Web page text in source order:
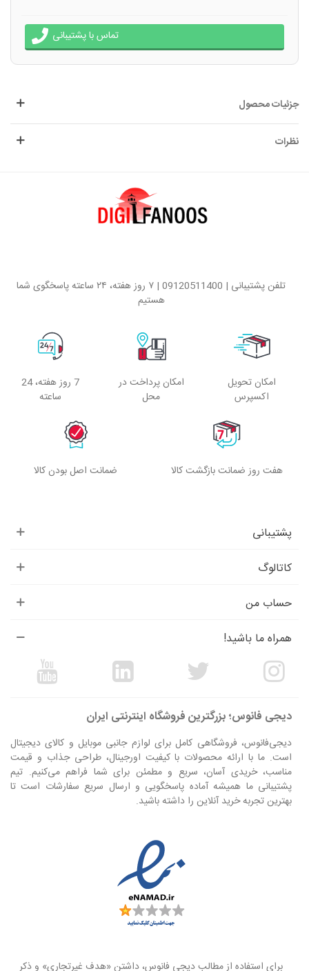
تماس با پشتیبانی
جزئیات محصول
نظرات
تلفن پشتیبانی | 09120511400 | ۷ روز هفته، ۲۴ ساعته پاسخگوی شما
هستیم
امکان تحویل
اکسپرس
امکان پرداخت در
محل
7 روز هفته، 24
ساعته
هفت روز ضمانت بازگشت کالا ضمانت اصل بودن کالا
پشتیبانی
کاتالوگ
حساب من
همراه ما باشید!
دیجی فانوس؛ بزرگترین فروشگاه اینترنتی ایران
دیجی‌فانوس، فروشگاهی کامل برای لوازم جانبی موبایل و کالای دیجیتال
است. ما با ارائه محصولات با کیفیت اورجینال، طراحی جذاب و قیمت
مناسب، خریدی آسان، سریع و مطمئن برای شما فراهم می‌کنیم. تیم
پشتیبانی ما همیشه آماده پاسخگویی و ارسال سریع سفارشات است تا
بهترین تجربه خرید آنلاین را داشته باشید.
برای استفاده از مطالب دیجی فانوس، داشتن «هدف غیرتجاری» و ذکر